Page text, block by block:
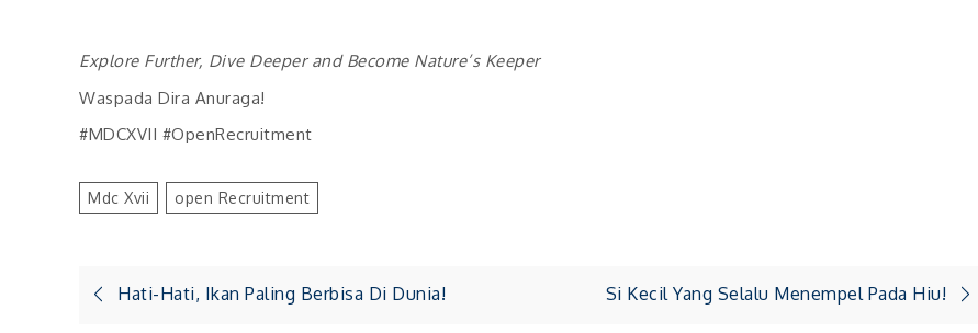
Explore Further, Dive Deeper and Become Nature’s Keeper
Waspada Dira Anuraga!
#MDCXVII #OpenRecruitment
Mdc Xvii Open Recruitment
Post
Hati-Hati, Ikan Paling Berbisa Di Dunia! Si Kecil Yang Selalu Menempel Pada Hiu!